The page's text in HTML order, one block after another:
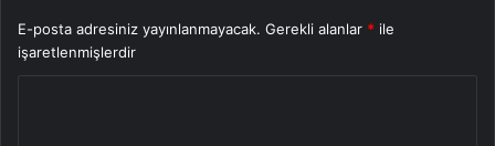
E-posta adresiniz yayınlanmayacak. Gerekli alanlar * ile
işaretlenmişlerdir